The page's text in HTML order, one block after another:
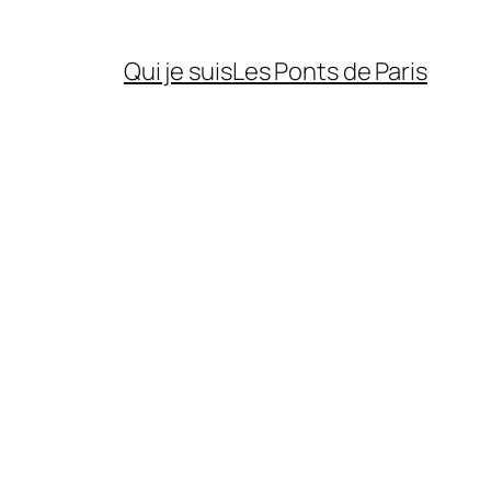
Qui je suisLes Ponts de Paris